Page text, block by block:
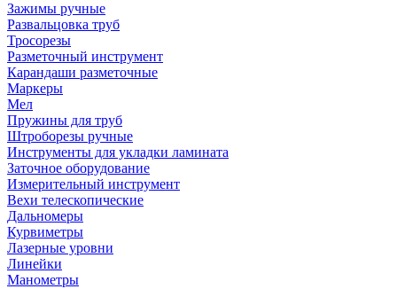
Зажимы ручные
Развальцовка труб
Тросорезы
Разметочный инструмент
Карандаши разметочные
Маркеры
Мел
Пружины для труб
Штроборезы ручные
Инструменты для укладки ламината
Заточное оборудование
Измерительный инструмент
Вехи телескопические
Дальномеры
Курвиметры
Лазерные уровни
Линейки
Манометры